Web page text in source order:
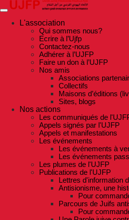
Skip
to
contentL'association
Qui sommes nous?
Ecrire à l’Ujfp
Contactez-nous
Adhérer à l’UJFP
Faire un don à l’UJFP
Nos amis
Associations
Collectifs
Maisons d’éditions
Sites, blogs
Nos actions
Les communiqués de
Appels signés par l'UJFP
Appels et manifestations
Les événements
Les événements à
Les événements
Les plumes de l'UJFP
Publications de l'UJFP
Lettres d'information
Antisionisme, une
Pour
Parcours de Juifs
Pour